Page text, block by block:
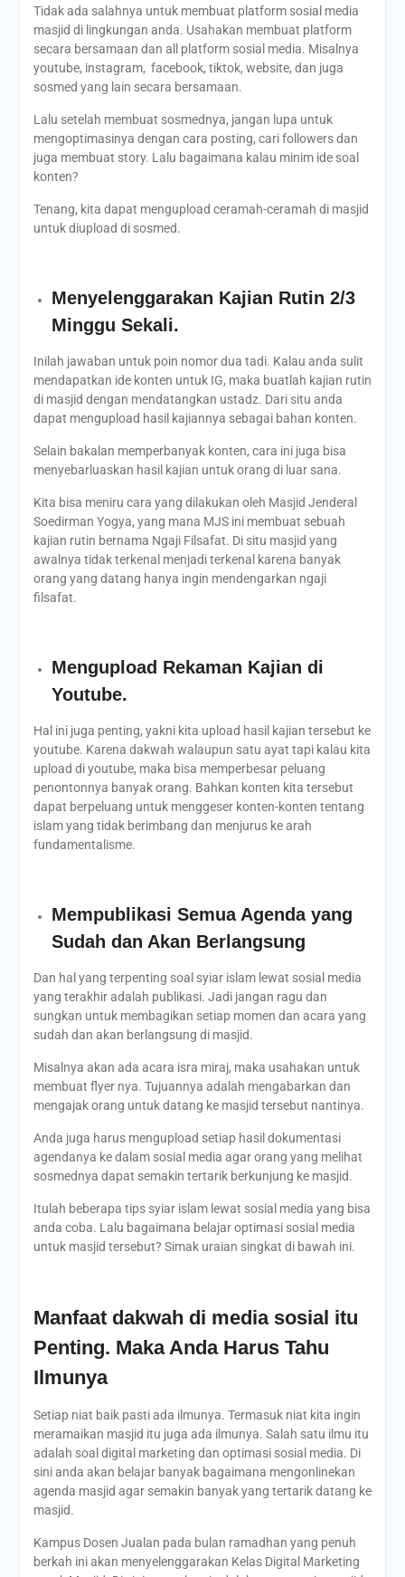
Tidak ada salahnya untuk membuat platform sosial media
masjid di lingkungan anda. Usahakan membuat platform
secara bersamaan dan all platform sosial media. Misalnya
youtube, instagram, facebook, tiktok, website, dan juga
sosmed yang lain secara bersamaan.
Lalu setelah membuat sosmednya, jangan lupa untuk
mengoptimasinya dengan cara posting, cari followers dan
juga membuat story. Lalu bagaimana kalau minim ide soal
konten?
Tenang, kita dapat mengupload ceramah-ceramah di masjid
untuk diupload di sosmed.
Menyelenggarakan Kajian Rutin 2/3
Minggu Sekali.
Inilah jawaban untuk poin nomor dua tadi. Kalau anda sulit
mendapatkan ide konten untuk IG, maka buatlah kajian rutin
di masjid dengan mendatangkan ustadz. Dari situ anda
dapat mengupload hasil kajiannya sebagai bahan konten.
Selain bakalan memperbanyak konten, cara ini juga bisa
menyebarluaskan hasil kajian untuk orang di luar sana.
Kita bisa meniru cara yang dilakukan oleh Masjid Jenderal
Soedirman Yogya, yang mana MJS ini membuat sebuah
kajian rutin bernama Ngaji Filsafat. Di situ masjid yang
awalnya tidak terkenal menjadi terkenal karena banyak
orang yang datang hanya ingin mendengarkan ngaji
filsafat.
Mengupload Rekaman Kajian di
Youtube.
Hal ini juga penting, yakni kita upload hasil kajian tersebut ke
youtube. Karena dakwah walaupun satu ayat tapi kalau kita
upload di youtube, maka bisa memperbesar peluang
penontonnya banyak orang. Bahkan konten kita tersebut
dapat berpeluang untuk menggeser konten-konten tentang
islam yang tidak berimbang dan menjurus ke arah
fundamentalisme.
Mempublikasi Semua Agenda yang
Sudah dan Akan Berlangsung
Dan hal yang terpenting soal syiar islam lewat sosial media
yang terakhir adalah publikasi. Jadi jangan ragu dan
sungkan untuk membagikan setiap momen dan acara yang
sudah dan akan berlangsung di masjid.
Misalnya akan ada acara isra miraj, maka usahakan untuk
membuat flyer nya. Tujuannya adalah mengabarkan dan
mengajak orang untuk datang ke masjid tersebut nantinya.
Anda juga harus mengupload setiap hasil dokumentasi
agendanya ke dalam sosial media agar orang yang melihat
sosmednya dapat semakin tertarik berkunjung ke masjid.
Itulah beberapa tips syiar islam lewat sosial media yang bisa
anda coba. Lalu bagaimana belajar optimasi sosial media
untuk masjid tersebut? Simak uraian singkat di bawah ini.
Manfaat dakwah di media sosial itu
Penting. Maka Anda Harus Tahu
Ilmunya
Setiap niat baik pasti ada ilmunya. Termasuk niat kita ingin
meramaikan masjid itu juga ada ilmunya. Salah satu ilmu itu
adalah soal digital marketing dan optimasi sosial media. Di
sini anda akan belajar banyak bagaimana mengonlinekan
agenda masjid agar semakin banyak yang tertarik datang ke
masjid.
Kampus Dosen Jualan pada bulan ramadhan yang penuh
berkah ini akan menyelenggarakan Kelas Digital Marketing